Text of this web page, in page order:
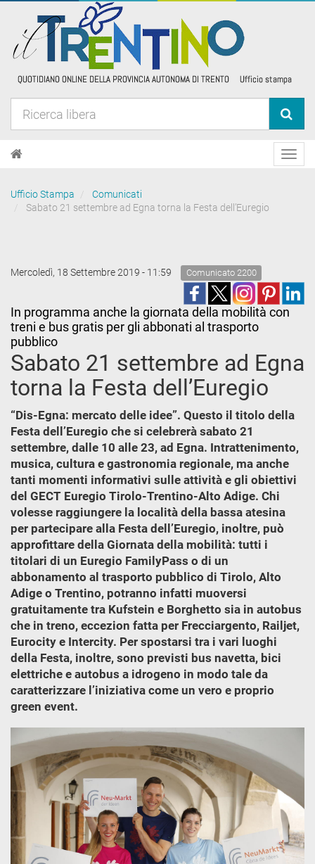
Ufficio Stampa
Comunicati
Sabato 21 settembre ad Egna torna la Festa dell’Euregio
Mercoledì, 18 Settembre 2019 - 11:59 Comunicato 2200
In programma anche la giornata della mobilità con
treni e bus gratis per gli abbonati al trasporto
pubblico
Sabato 21 settembre ad Egna
torna la Festa dell’Euregio
“Dis-Egna: mercato delle idee”. Questo il titolo della
Festa dell’Euregio che si celebrerà sabato 21
settembre, dalle 10 alle 23, ad Egna. Intrattenimento,
musica, cultura e gastronomia regionale, ma anche
tanti momenti informativi sulle attività e gli obiettivi
del GECT Euregio Tirolo-Trentino-Alto Adige. Chi
volesse raggiungere la località della bassa atesina
per partecipare alla Festa dell’Euregio, inoltre, può
approfittare della Giornata della mobilità: tutti i
titolari di un Euregio FamilyPass o di un
abbonamento al trasporto pubblico di Tirolo, Alto
Adige o Trentino, potranno infatti muoversi
gratuitamente tra Kufstein e Borghetto sia in autobus
che in treno, eccezion fatta per Frecciargento, Railjet,
Eurocity e Intercity. Per spostarsi tra i vari luoghi
della Festa, inoltre, sono previsti bus navetta, bici
elettriche e autobus a idrogeno in modo tale da
caratterizzare l’iniziativa come un vero e proprio
green event.